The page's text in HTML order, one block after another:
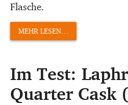
Flasche.
MEHR LESEN…
Im Test:
Quarter Cask